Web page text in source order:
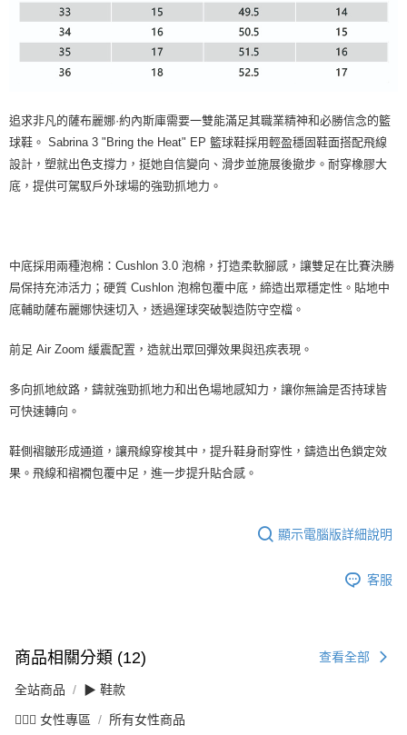
追求非凡的薩布麗娜·約內斯庫需要一雙能滿足其職業精神和必勝信念的籃
球鞋。 Sabrina 3 "Bring the Heat" EP 籃球鞋採用輕盈穩固鞋面搭配飛線
設計，塑就出色支撐力，挺她自信變向、滑步並施展後撤步。耐穿橡膠大
底，提供可駕馭戶外球場的強勁抓地力。
中底採用兩種泡棉：Cushlon 3.0 泡棉，打造柔軟腳感，讓雙足在比賽決勝
局保持充沛活力；硬質 Cushlon 泡棉包覆中底，締造出眾穩定性。貼地中
底輔助薩布麗娜快速切入，透過運球突破製造防守空檔。
前足 Air Zoom 緩震配置，造就出眾回彈效果與迅疾表現。
多向抓地紋路，鑄就強勁抓地力和出色場地感知力，讓你無論是否持球皆
可快速轉向。
鞋側褶皺形成通道，讓飛線穿梭其中，提升鞋身耐穿性，鑄造出色鎖定效
果。飛線和褶襉包覆中足，進一步提升貼合感。
顯示電腦版詳細說明
客服
商品相關分類 (12) 查看全部
全站商品 ▶ 鞋款
💁🏻‍♀️ 女性專區 所有女性商品